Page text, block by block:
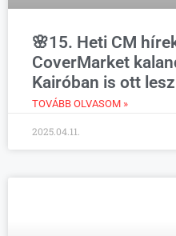
🌸15. Heti CM
CoverMarket
Kairóban is ott
TOVÁBB OLVASOM »
2025.04.11.